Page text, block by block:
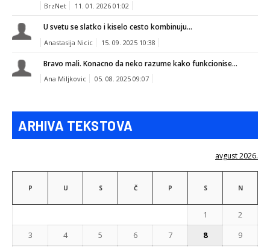
BrzNet 11. 01. 2026 01:02
U svetu se slatko i kiselo cesto kombinuju...
Anastasija Nicic 15. 09. 2025 10:38
Bravo mali. Konacno da neko razume kako funkcionise...
Ana Miljkovic 05. 08. 2025 09:07
ARHIVA TEKSTOVA
avgust 2026.
P U S Č P S N
1
2
3
4 5 6 7 8
9